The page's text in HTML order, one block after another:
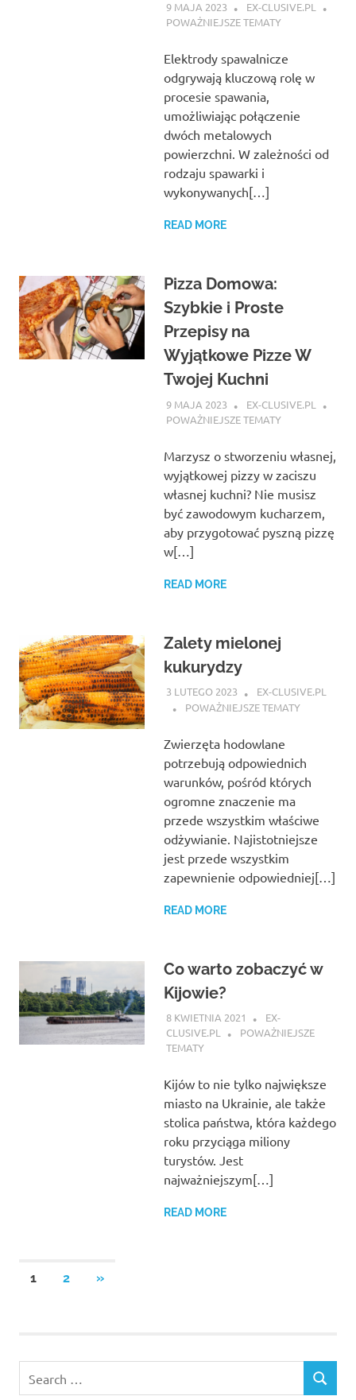
9 MAJA 2023
EX-CLUSIVE.PL
POWAŻNIEJSZE TEMATY
Elektrody spawalnicze
odgrywają kluczową rolę w
procesie spawania,
umożliwiając połączenie
dwóch metalowych
powierzchni. W zależności od
rodzaju spawarki i
wykonywanych[…]
READ MORE
Pizza Domowa:
Szybkie i Proste
Przepisy na
Wyjątkowe Pizze W
Twojej Kuchni
9 MAJA 2023
EX-CLUSIVE.PL
POWAŻNIEJSZE TEMATY
Marzysz o stworzeniu własnej,
wyjątkowej pizzy w zaciszu
własnej kuchni? Nie musisz
być zawodowym kucharzem,
aby przygotować pyszną pizzę
w[…]
READ MORE
Zalety mielonej
kukurydzy
3 LUTEGO 2023
EX-CLUSIVE.PL
POWAŻNIEJSZE TEMATY
Zwierzęta hodowlane
potrzebują odpowiednich
warunków, pośród których
ogromne znaczenie ma
przede wszystkim właściwe
odżywianie. Najistotniejsze
jest przede wszystkim
zapewnienie odpowiedniej[…]
READ MORE
Co warto zobaczyć w
Kijowie?
8 KWIETNIA 2021
EX-
CLUSIVE.PL
POWAŻNIEJSZE
TEMATY
Kijów to nie tylko największe
miasto na Ukrainie, ale także
stolica państwa, która każdego
roku przyciąga miliony
turystów. Jest
najważniejszym[…]
READ MORE
Stronicowanie
1 2
NEXT
»
for:
SEARCH